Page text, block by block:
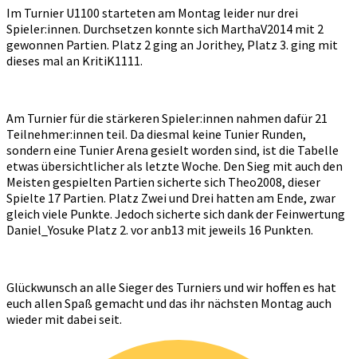
Im Turnier U1100 starteten am Montag leider nur drei
Spieler:innen. Durchsetzen konnte sich MarthaV2014 mit 2
gewonnen Partien. Platz 2 ging an Jorithey, Platz 3. ging mit
dieses mal an KritiK1111.
Am Turnier für die stärkeren Spieler:innen nahmen dafür 21
Teilnehmer:innen teil. Da diesmal keine Tunier Runden,
sondern eine Tunier Arena gesielt worden sind, ist die Tabelle
etwas übersichtlicher als letzte Woche. Den Sieg mit auch den
Meisten gespielten Partien sicherte sich Theo2008, dieser
Spielte 17 Partien. Platz Zwei und Drei hatten am Ende, zwar
gleich viele Punkte. Jedoch sicherte sich dank der Feinwertung
Daniel_Yosuke Platz 2. vor anb13 mit jeweils 16 Punkten.
Glückwunsch an alle Sieger des Turniers und wir hoffen es hat
euch allen Spaß gemacht und das ihr nächsten Montag auch
wieder mit dabei seit.